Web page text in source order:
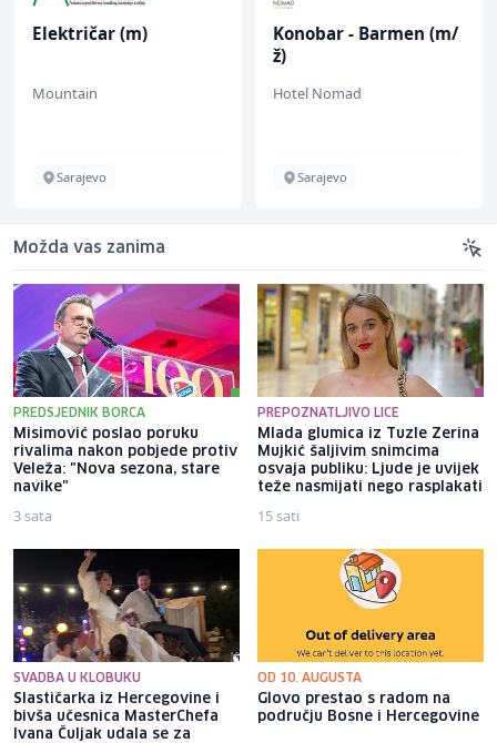
Električar (m)
Mountain
Sarajevo
Konobar - Barmen (m/
ž)
Hotel Nomad
Sarajevo
Možda vas zanima
PREDSJEDNIK BORCA
Misimović poslao poruku
rivalima nakon pobjede protiv
Veleža: "Nova sezona, stare
navike"
3 sata
PREPOZNATLJIVO LICE
Mlada glumica iz Tuzle Zerina
Mujkić šaljivim snimcima
osvaja publiku: Ljude je uvijek
teže nasmijati nego rasplakati
15 sati
SVADBA U KLOBUKU
Slastičarka iz Hercegovine i
bivša učesnica MasterChefa
Ivana Čuljak udala se za
OD 10. AUGUSTA
Glovo prestao s radom na
području Bosne i Hercegovine